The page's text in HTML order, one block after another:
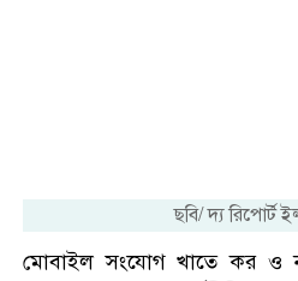
ছবি/ দ্য রিপোর্ট
মোবাইল সংযোগ খাতে কর ও